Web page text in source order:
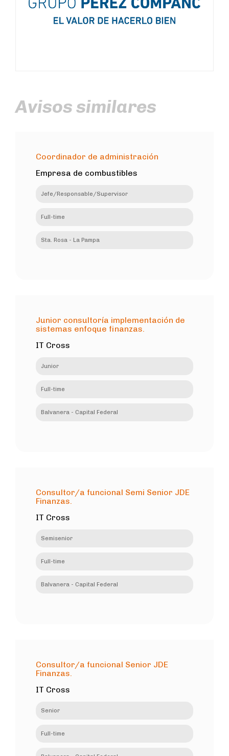
Avisos similares
Coordinador de administración
Empresa de combustibles
Jefe/Responsable/Supervisor
Full-time
Sta. Rosa - La Pampa
Junior consultoría implementación de
sistemas enfoque finanzas.
IT Cross
Junior
Full-time
Balvanera - Capital Federal
Consultor/a funcional Semi Senior JDE
Finanzas.
IT Cross
Semisenior
Full-time
Balvanera - Capital Federal
Consultor/a funcional Senior JDE
Finanzas.
IT Cross
Senior
Full-time